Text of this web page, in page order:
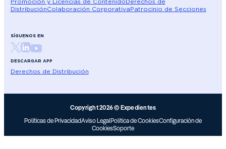
DistribuciónColaboración CorporativaPatrocinio de Secciones
SÍGUENOS EN
DESCARGAR APP
Derechos de Distribución
Copyright 2026 © Expedientes
Políticas de PrivacidadAviso LegalPolítica de CookiesConfiguración de
CookiesSoporte